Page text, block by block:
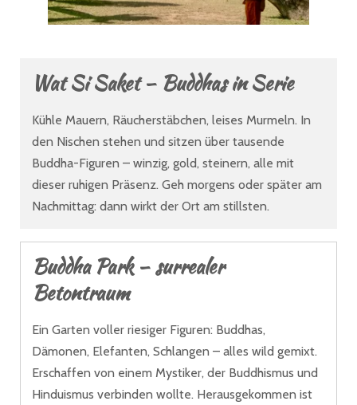
Wat Si Saket – Buddhas in Serie
Kühle Mauern, Räucherstäbchen, leises Murmeln. In
den Nischen stehen und sitzen über tausende
Buddha-Figuren – winzig, gold, steinern, alle mit
dieser ruhigen Präsenz. Geh morgens oder später am
Nachmittag: dann wirkt der Ort am stillsten.
Buddha Park – surrealer
Betontraum
Ein Garten voller riesiger Figuren: Buddhas,
Dämonen, Elefanten, Schlangen – alles wild gemixt.
Erschaffen von einem Mystiker, der Buddhismus und
Hinduismus verbinden wollte. Herausgekommen ist